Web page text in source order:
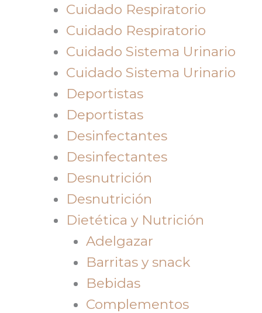
Cuidado Respiratorio
Cuidado Respiratorio
Cuidado Sistema Urinario
Cuidado Sistema Urinario
Deportistas
Deportistas
Desinfectantes
Desinfectantes
Desnutrición
Desnutrición
Dietética y Nutrición
Adelgazar
Barritas y snack
Bebidas
Complementos